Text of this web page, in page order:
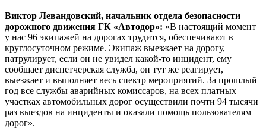
Виктор Левандовский, начальник отдела безопасности
дорожного движения ГК «Автодор»: «В настоящий момент
у нас 96 экипажей на дорогах трудится, обеспечивают в
круглосуточном режиме. Экипаж выезжает на дорогу,
патрулирует, если он не увидел какой-то инцидент, ему
сообщает диспетчерская служба, он тут же реагирует,
выезжает и выполняет весь спектр мероприятий. За прошлый
год все службы аварийных комиссаров, на всех платных
участках автомобильных дорог осуществили почти 94 тысячи
раз выездов на инциденты и оказали помощь пользователям
дорог».